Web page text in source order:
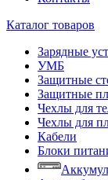
Каталог товаров
Зарядные
УМБ
Защитные
Защитные
Чехлы для
Чехлы для
Кабели
Блоки